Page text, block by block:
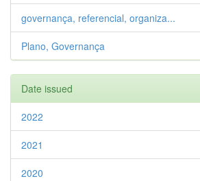
governança, referencial, organiza...
Plano, Governança
Date issued
2022
2021
2020